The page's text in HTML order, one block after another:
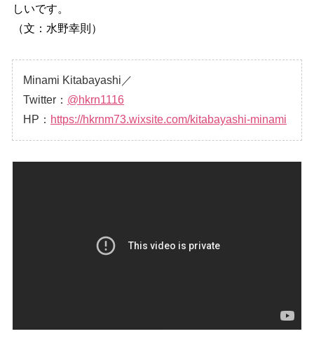
しいです。
（文：水野幸則）
Minami Kitabayashi／
Twitter： @hkrn1116
HP： https://hkrnm73.wixsite.com/kitabayashi-minami